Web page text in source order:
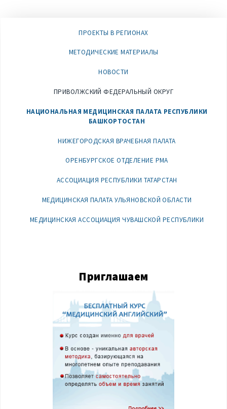
ПРОЕКТЫ В РЕГИОНАХ
МЕТОДИЧЕСКИЕ МАТЕРИАЛЫ
НОВОСТИ
ПРИВОЛЖСКИЙ ФЕДЕРАЛЬНЫЙ ОКРУГ
НАЦИОНАЛЬНАЯ МЕДИЦИНСКАЯ ПАЛАТА РЕСПУБЛИКИ
БАШКОРТОСТАН
НИЖЕГОРОДСКАЯ ВРАЧЕБНАЯ ПАЛАТА
ОРЕНБУРГСКОЕ ОТДЕЛЕНИЕ РМА
АССОЦИАЦИЯ РЕСПУБЛИКИ ТАТАРСТАН
МЕДИЦИНСКАЯ ПАЛАТА УЛЬЯНОВСКОЙ ОБЛАСТИ
МЕДИЦИНСКАЯ АССОЦИАЦИЯ ЧУВАШСКОЙ РЕСПУБЛИКИ
Приглашаем